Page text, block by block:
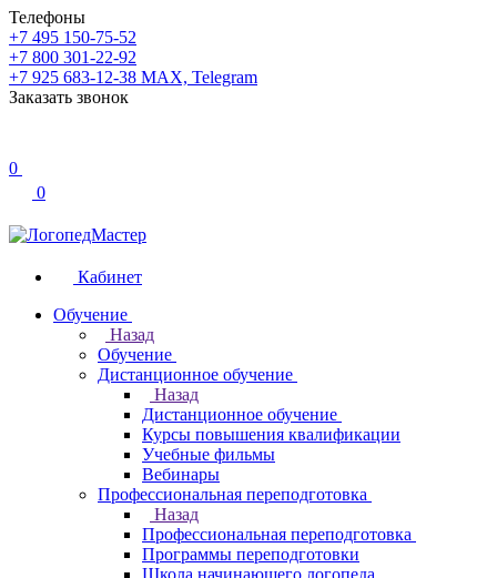
Телефоны
+7 495 150-75-52
+7 800 301-22-92
+7 925 683-12-38 MAX, Telegram
Заказать звонок
0
0
Кабинет
Обучение
Назад
Обучение
Дистанционное обучение
Назад
Дистанционное обучение
Курсы повышения квалификации
Учебные фильмы
Вебинары
Профессиональная переподготовка
Назад
Профессиональная переподготовка
Программы переподготовки
Школа начинающего логопеда